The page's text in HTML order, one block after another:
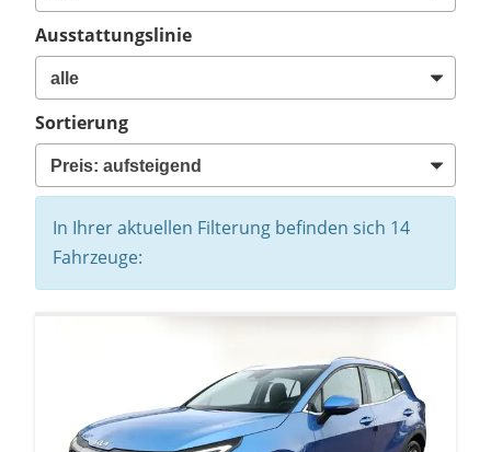
Ausstattungslinie
Sortierung
In Ihrer aktuellen Filterung befinden sich 14
Fahrzeuge: